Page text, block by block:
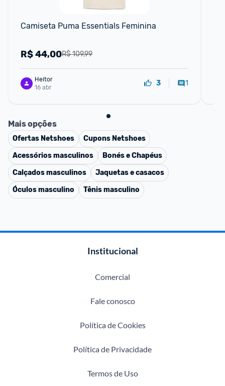
Camiseta Puma Essentials Feminina
R$ 109,99
R$44,00
Heitor
16 abr
3 1
Mais opções
Ofertas Netshoes Cupons Netshoes
Acessórios masculinos
Bonés e Chapéus
Calçados masculinos
Jaquetas e casacos
Óculos masculino
Tênis masculino
Institucional
Comercial
Fale conosco
Política de Cookies
Política de Privacidade
Termos de Uso